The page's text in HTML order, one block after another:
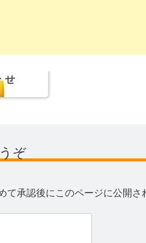
ぞ
承認後にこのページに公開さ